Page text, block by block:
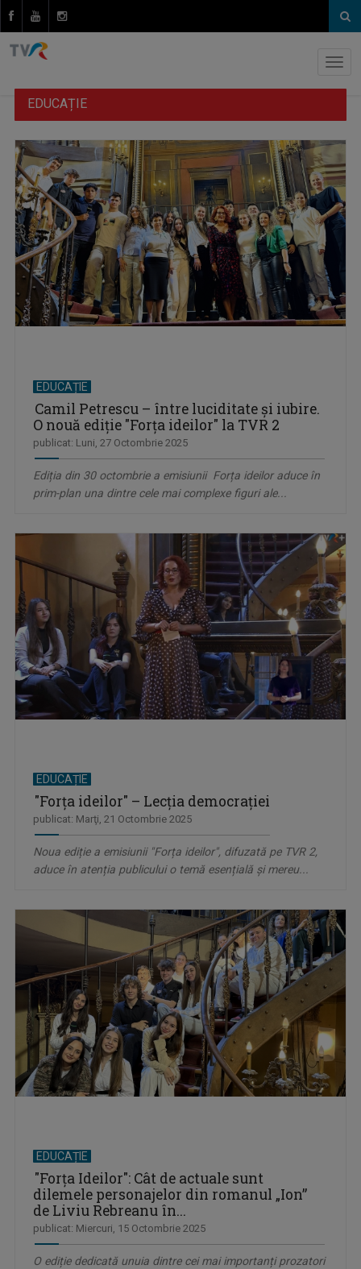
EDUCAȚIE
EDUCAȚIE
Camil Petrescu – între luciditate și iubire.
O nouă ediție "Forța ideilor" la TVR 2
publicat: Luni, 27 Octombrie 2025
Ediția din 30 octombrie a emisiunii Forța ideilor aduce în
prim-plan una dintre cele mai complexe figuri ale...
EDUCAȚIE
"Forța ideilor" – Lecția democrației
publicat: Marţi, 21 Octombrie 2025
Noua ediție a emisiunii "Forța ideilor", difuzată pe TVR 2,
aduce în atenția publicului o temă esențială și mereu...
EDUCAȚIE
"Forța Ideilor": Cât de actuale sunt
dilemele personajelor din romanul „Ion”
de Liviu Rebreanu în...
publicat: Miercuri, 15 Octombrie 2025
O ediție dedicată unuia dintre cei mai importanți prozatori